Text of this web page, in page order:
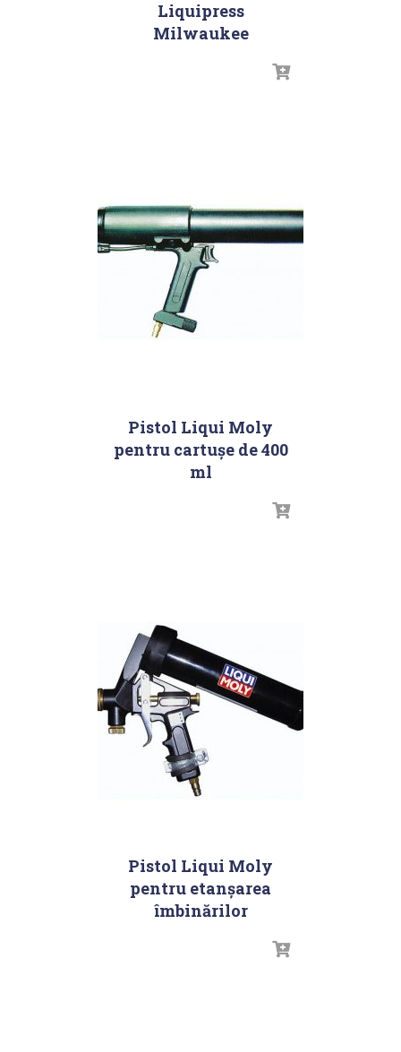
Liquipress
Milwaukee
Pistol Liqui Moly
pentru cartușe de 400
ml
Pistol Liqui Moly
pentru etanşarea
îmbinărilor